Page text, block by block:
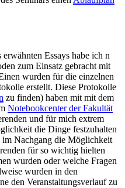
erwähnten Essays habe ich n
zum Einsatz gebracht mit
wurden für die einzelnen
erstellt. Diese Protokolle
zu finden) haben mit mit dem
Notebookcenter der Fakultät
und für mich extrem
die Dinge festzuhalten
im Nachgang die Möglichkeit
für so wichtig hielten
wurden oder welche Fragen
wurden in den
den Veranstaltungsverlauf zu